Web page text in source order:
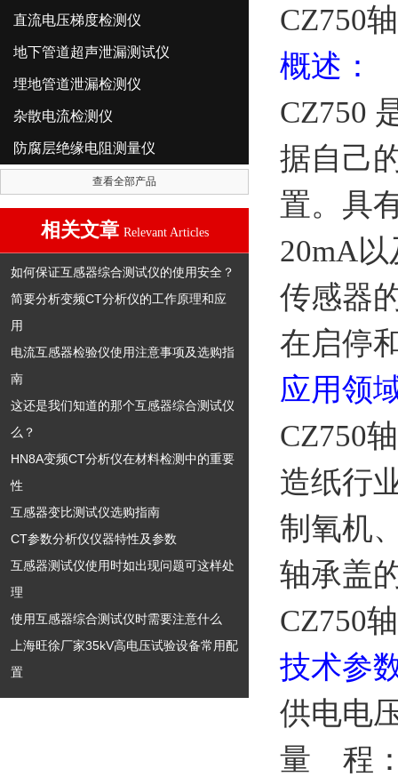
直流电压梯度检测仪
地下管道超声泄漏测试仪
埋地管道泄漏检测仪
杂散电流检测仪
防腐层绝缘电阻测量仪
查看全部产品
相关文章 Relevant Articles
如何保证互感器综合测试仪的使用安全？
简要分析变频CT分析仪的工作原理和应
用
电流互感器检验仪使用注意事项及选购指
南
这还是我们知道的那个互感器综合测试仪
么？
HN8A变频CT分析仪在材料检测中的重要
性
互感器变比测试仪选购指南
CT参数分析仪仪器特性及参数
互感器测试仪使用时如出现问题可这样处
理
使用互感器综合测试仪时需要注意什么
上海旺徐厂家35kV高电压试验设备常用配
置
CZ750
概述：
CZ750
据自己
置。具
20mA
传感器
在启停
应用领
CZ750
造纸行
制氧机
轴承盖
CZ750
技术参
供电电
量 程：